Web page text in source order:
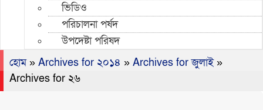
ভিডিও
পরিচালনা পর্ষদ
উপদেষ্টা পরিষদ
হোম» Archives for ২০১৪ » Archives for জুলাই»
Archives for ২৬